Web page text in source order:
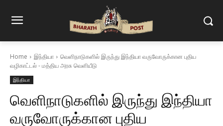
Home இந்தியா
வெளிநாடுகளில் இருந்து இந்தியா வருவோருக்கான புதிய
வழிகாட்டல் - மத்திய அரசு வெளியீடு
இந்தியா
வெளிநாடுகளில் இருந்து இந்தியா
வருவோருக்கான புதிய